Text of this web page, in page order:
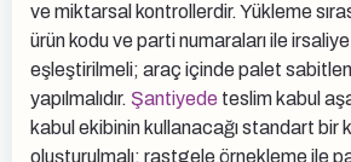
ve miktarsal kontrollerdir. Yükleme
ürün kodu ve parti numaraları ile
eşleştirilmeli; araç içinde palet
yapılmalıdır. Şantiyede teslim kabul
kabul ekibinin kullanacağı standart bir
oluşturulmalı; rastgele örnekleme ile